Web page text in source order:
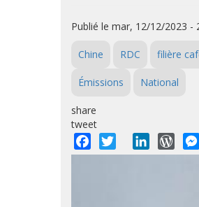
Publié le mar, 12/12/2023
Chine RDC filière
Émissions National
share
tweet
Facebook
Twitter LinkedIn